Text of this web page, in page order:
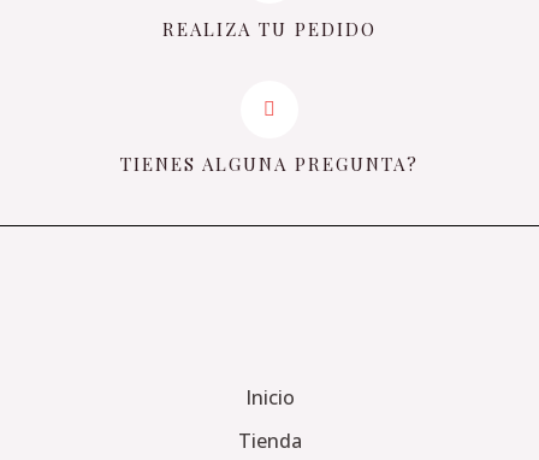
REALIZA TU PEDIDO
TIENES ALGUNA PREGUNTA?
Inicio
Tienda